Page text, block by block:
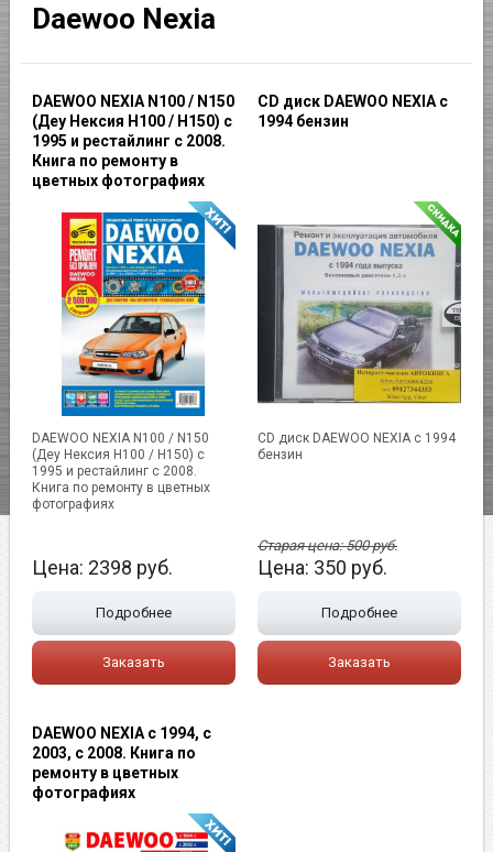
Daewoo Nexia
DAEWOO NEXIA N100 / N150
(Деу Нексия Н100 / Н150) с
1995 и рестайлинг с 2008.
Книга по ремонту в
цветных фотографиях
DAEWOO NEXIA N100 / N150
(Деу Нексия Н100 / Н150) с
1995 и рестайлинг с 2008.
Книга по ремонту в цветных
фотографиях
Цена: 2398 руб.
Подробнее
Заказать
CD диск DAEWOO NEXIA c
1994 бензин
CD диск DAEWOO NEXIA c 1994
бензин
Старая цена:500руб.
Цена: 350 руб.
Подробнее
Заказать
DAEWOO NEXIA с 1994, с
2003, с 2008. Книга по
ремонту в цветных
фотографиях